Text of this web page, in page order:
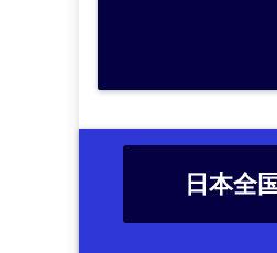
日本全